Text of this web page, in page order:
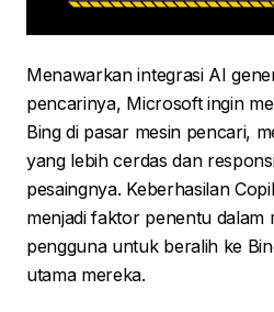
Menawarkan integrasi AI
pencarinya, Microsoft ingin
Bing di pasar mesin pencari,
yang lebih cerdas dan
pesaingnya. Keberhasilan
menjadi faktor penentu dalam
pengguna untuk beralih ke
utama mereka.